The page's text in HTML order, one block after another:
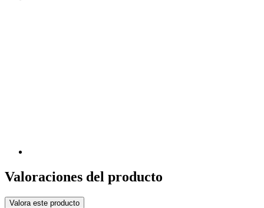
Valoraciones del producto
Valora este producto